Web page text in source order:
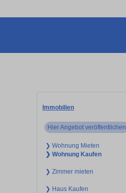
Immobilien
Hier Angebot veröffentlichen
❯ Wohnung Mieten
❯ Wohnung Kaufen
❯ Zimmer mieten
❯ Haus Kaufen